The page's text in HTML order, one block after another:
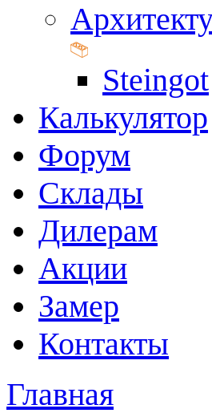
Steingot
Калькулятор
Форум
Склады
Дилерам
Акции
Замер
Контакты
Главная